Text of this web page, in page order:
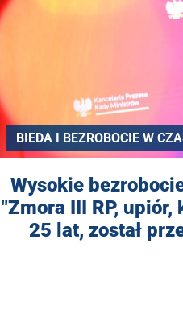
BIEDA I BEZROBOCIE W
Wysokie
"Zmora III RP, upiór,
25 lat, został